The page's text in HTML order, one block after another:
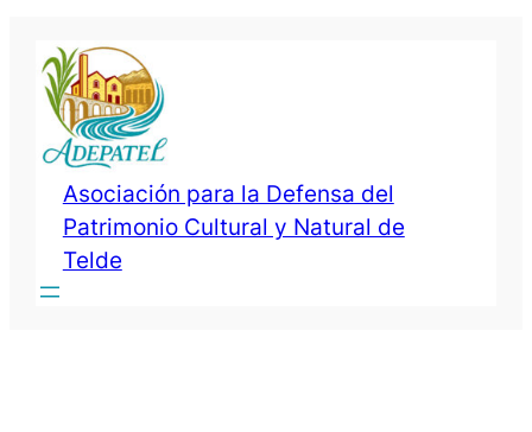
contenido
Asociación para la Defensa del
Patrimonio Cultural y Natural de
Telde